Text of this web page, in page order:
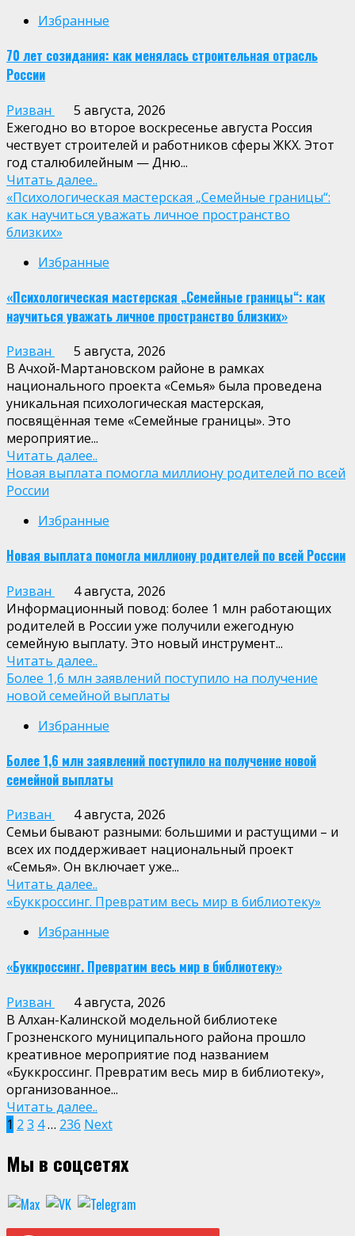
Избранные
70 лет созидания: как менялась строительная отрасль
России
Ризван
5 августа, 2026
Ежегодно во второе воскресенье августа Россия
чествует строителей и работников сферы ЖКХ. Этот
год сталюбилейным — Дню...
Читать далее..
«Психологическая мастерская „Семейные границы“:
как научиться уважать личное пространство
близких»
Избранные
«Психологическая мастерская „Семейные границы“: как
научиться уважать личное пространство близких»
Ризван
5 августа, 2026
В Ачхой-Мартановском районе в рамках
национального проекта «Семья» была проведена
уникальная психологическая мастерская,
посвящённая теме «Семейные границы». Это
мероприятие...
Читать далее..
Новая выплата помогла миллиону родителей по всей
России
Избранные
Новая выплата помогла миллиону родителей по всей России
Ризван
4 августа, 2026
Информационный повод: более 1 млн работающих
родителей в России уже получили ежегодную
семейную выплату. Это новый инструмент...
Читать далее..
Более 1,6 млн заявлений поступило на получение
новой семейной выплаты
Избранные
Более 1,6 млн заявлений поступило на получение новой
семейной выплаты
Ризван
4 августа, 2026
Семьи бывают разными: большими и растущими – и
всех их поддерживает национальный проект
«Семья». Он включает уже...
Читать далее..
«Буккроссинг. Превратим весь мир в библиотеку»
Избранные
«Буккроссинг. Превратим весь мир в библиотеку»
Ризван
4 августа, 2026
В Алхан-Калинской модельной библиотеке
Грозненского муниципального района прошло
креативное мероприятие под названием
«Буккроссинг. Превратим весь мир в библиотеку»,
организованное...
Читать далее..
Пагинация
записей
1 2 3 4… 236 Next
Мы в соцсетях